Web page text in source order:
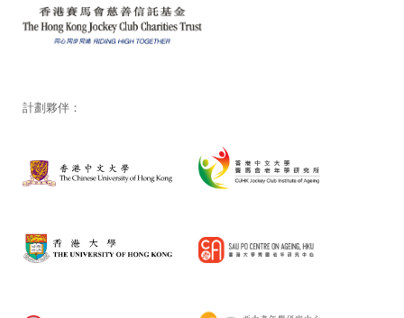
計劃夥伴：